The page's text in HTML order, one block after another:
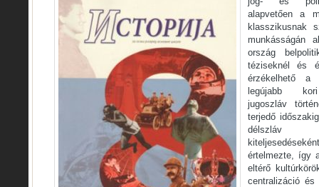
alapvetően a
klasszikusnak
munkásságán
ország
téziseknél és
érzékelhető a
legújabb
jugoszláv
terjedő
délszláv
értelmezte, így
eltérő
centralizáció és